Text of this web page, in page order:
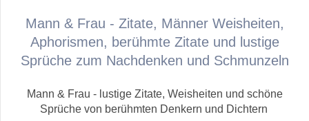
Mann & Frau - Zitate, Männer Weisheiten,
Aphorismen, berühmte Zitate und lustige
Sprüche zum Nachdenken und Schmunzeln
Mann & Frau - lustige Zitate, Weisheiten und schöne
Sprüche von berühmten Denkern und Dichtern